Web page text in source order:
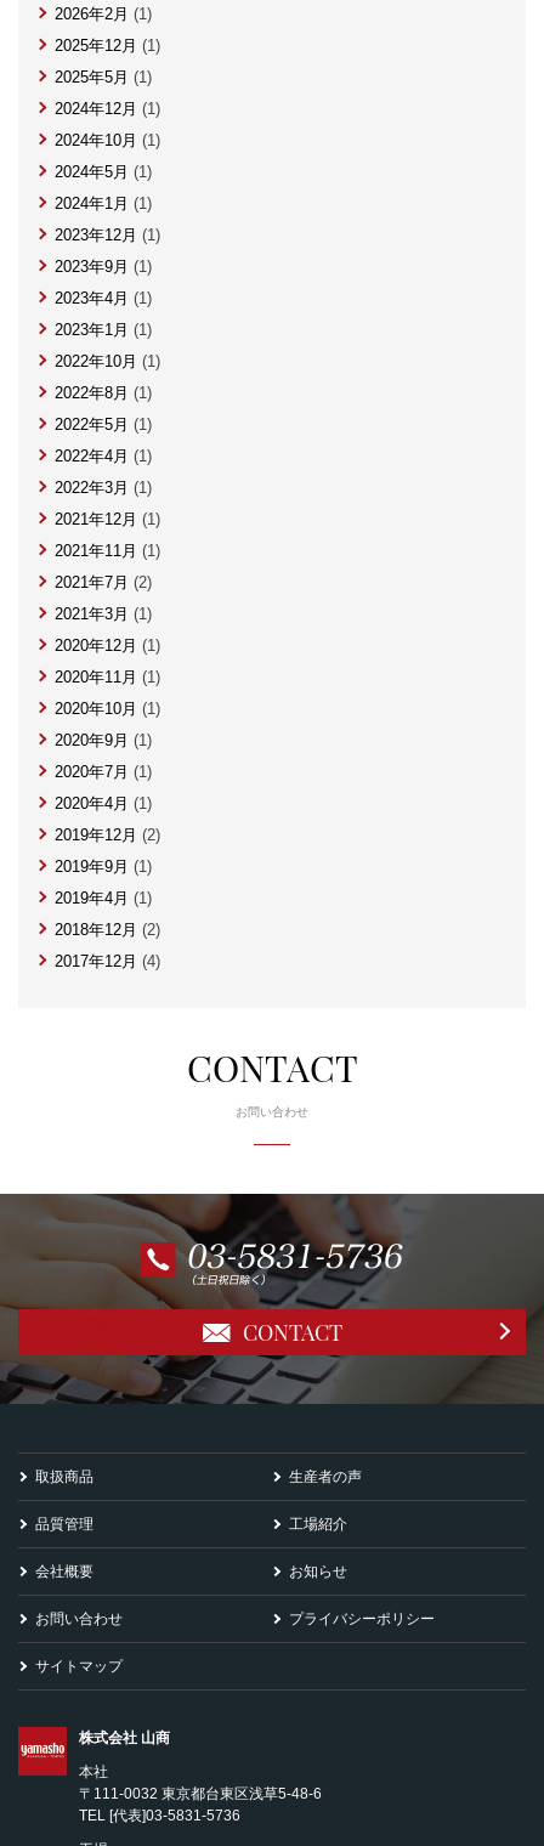
2026年2月 (1)
2025年12月 (1)
2025年5月 (1)
2024年12月 (1)
2024年10月 (1)
2024年5月 (1)
2024年1月 (1)
2023年12月 (1)
2023年9月 (1)
2023年4月 (1)
2023年1月 (1)
2022年10月 (1)
2022年8月 (1)
2022年5月 (1)
2022年4月 (1)
2022年3月 (1)
2021年12月 (1)
2021年11月 (1)
2021年7月 (2)
2021年3月 (1)
2020年12月 (1)
2020年11月 (1)
2020年10月 (1)
2020年9月 (1)
2020年7月 (1)
2020年4月 (1)
2019年12月 (2)
2019年9月 (1)
2019年4月 (1)
2018年12月 (2)
2017年12月 (4)
CONTACT
お問い合わせ
CONTACT
取扱商品 生産者の声
品質管理 工場紹介
会社概要 お知らせ
お問い合わせ プライバシーポリシー
サイトマップ
株式会社 山商
本社
〒111-0032 東京都台東区浅草5-48-6
TEL [代表]03-5831-5736